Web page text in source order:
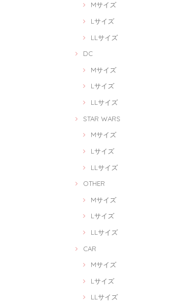
Mサイズ
Lサイズ
LLサイズ
DC
Mサイズ
Lサイズ
LLサイズ
STAR WARS
Mサイズ
Lサイズ
LLサイズ
OTHER
Mサイズ
Lサイズ
LLサイズ
CAR
Mサイズ
Lサイズ
LLサイズ